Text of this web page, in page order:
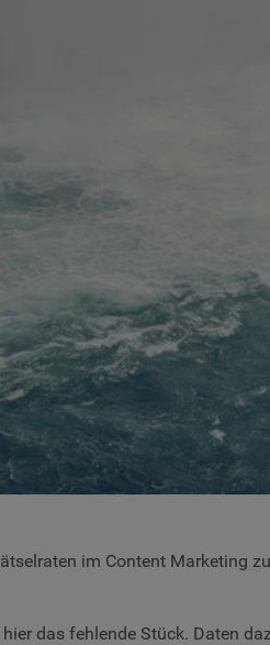
im Content Marketing
das fehlende Stück. Daten